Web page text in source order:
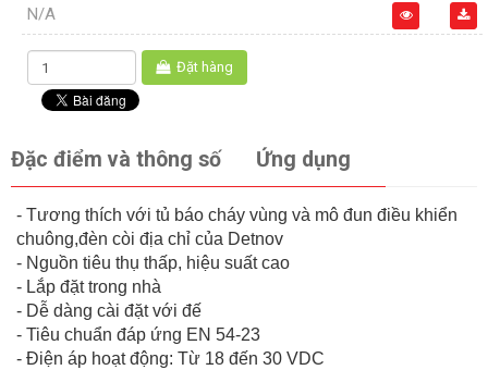
N/A
Đặt hàng
Đặc điểm và thông số Ứng dụng
- Tương thích với tủ báo cháy vùng và mô đun điều khiển
chuông,đèn còi địa chỉ của Detnov
- Nguồn tiêu thụ thấp, hiệu suất cao
- Lắp đặt trong nhà
- Dễ dàng cài đặt với đế
- Tiêu chuẩn đáp ứng EN 54-23
- Điện áp hoạt động: Từ 18 đến 30 VDC